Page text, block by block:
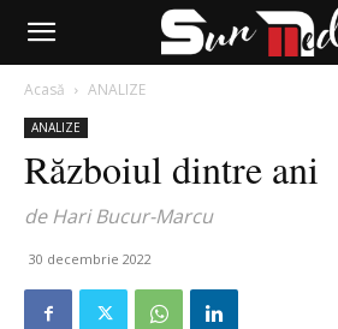
Acasă ANALIZE
ANALIZE
Războiul dintre ani
de Hari Bucur-Marcu
30 decembrie 2022